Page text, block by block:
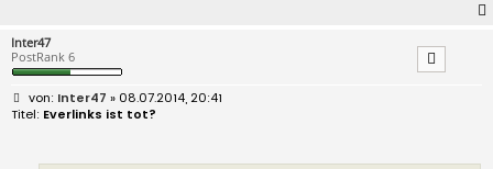
Inter47
PostRank 6
B
e
Inter47 » 08.07.2014, 20:41
Everlinks ist tot?